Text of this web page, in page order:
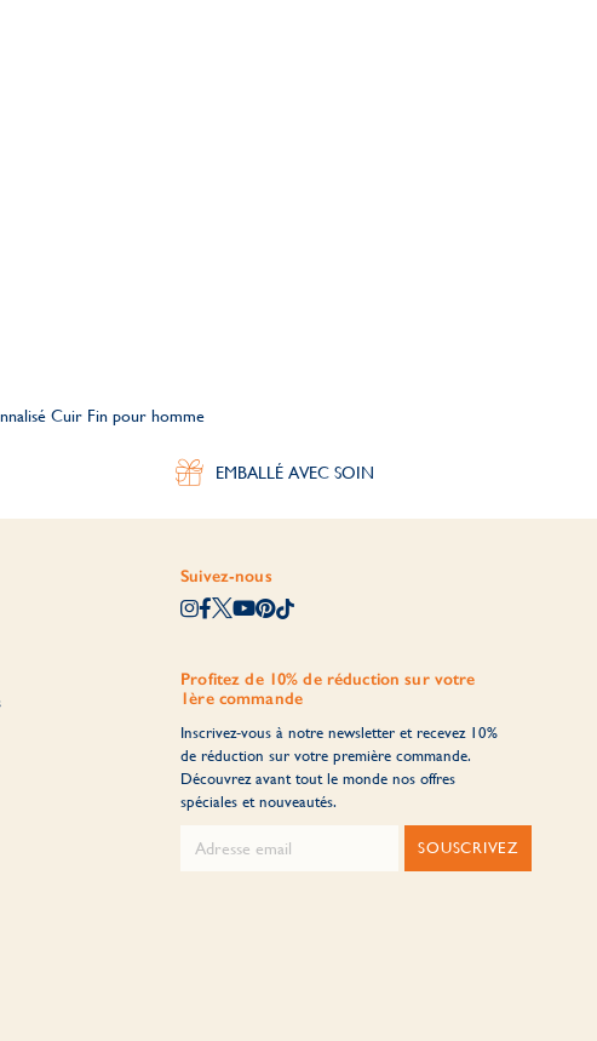
Cuir Fin pour homme
EMBALLÉ AVEC SOIN
Suivez-nous
Profitez de 10% de réduction sur votre
1ère commande
Inscrivez-vous à notre newsletter et recevez 10%
de réduction sur votre première commande.
Découvrez avant tout le monde nos offres
spéciales et nouveautés.
SOUSCRIVEZ